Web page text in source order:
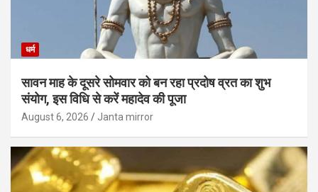
धर्म
सावन माह के दूसरे सोमवार को बन रहा प्रदोष व्रत का शुभ
संयोग, इस विधि से करें महादेव की पूजा
August 6, 2026 Janta mirror